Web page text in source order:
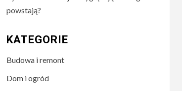
powstają?
KATEGORIE
Budowa i remont
Dom i ogród